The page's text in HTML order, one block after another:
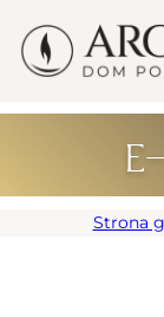
Strona